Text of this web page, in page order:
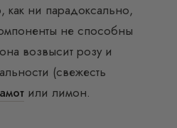
как ни парадоксально,
не способны
возвысит розу и
(свежесть
или лимон.